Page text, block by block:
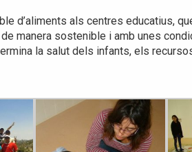
d’aliments als centres educatius,
manera sostenible i amb unes
la salut dels infants, els